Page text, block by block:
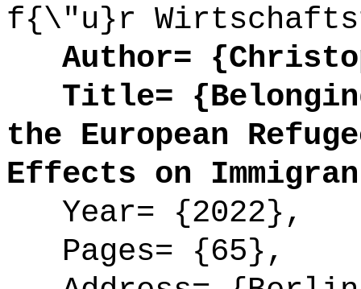
f{\"u}r
Author=
Title=
the European
Effects on
Year= {2022},
Pages= {65},